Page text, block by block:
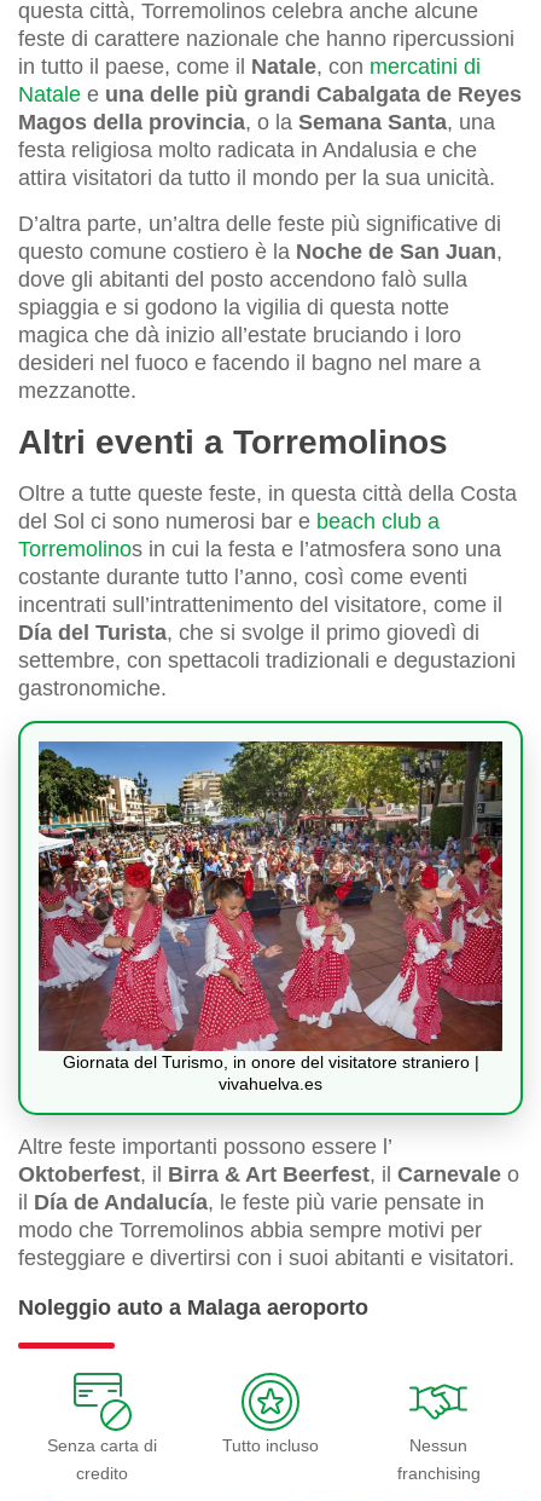
questa città, Torremolinos celebra anche alcune
feste di carattere nazionale che hanno ripercussioni
in tutto il paese, come il Natale, con mercatini di
Natale e una delle più grandi Cabalgata de Reyes
Magos della provincia, o la Semana Santa, una
festa religiosa molto radicata in Andalusia e che
attira visitatori da tutto il mondo per la sua unicità.
D’altra parte, un’altra delle feste più significative di
questo comune costiero è la Noche de San Juan,
dove gli abitanti del posto accendono falò sulla
spiaggia e si godono la vigilia di questa notte
magica che dà inizio all’estate bruciando i loro
desideri nel fuoco e facendo il bagno nel mare a
mezzanotte.
Altri eventi a Torremolinos
Oltre a tutte queste feste, in questa città della Costa
del Sol ci sono numerosi bar e beach club a
Torremolinos in cui la festa e l’atmosfera sono una
costante durante tutto l’anno, così come eventi
incentrati sull’intrattenimento del visitatore, come il
Día del Turista, che si svolge il primo giovedì di
settembre, con spettacoli tradizionali e degustazioni
gastronomiche.
Giornata del Turismo, in onore del visitatore straniero |
vivahuelva.es
Altre feste importanti possono essere l’
Oktoberfest, il Birra & Art Beerfest, il Carnevale o
il Día de Andalucía, le feste più varie pensate in
modo che Torremolinos abbia sempre motivi per
festeggiare e divertirsi con i suoi abitanti e visitatori.
Noleggio auto a Malaga aeroporto
Senza carta di
credito
Tutto incluso
Nessun
franchising